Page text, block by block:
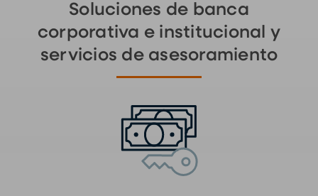
Soluciones de banca
corporativa e institucional y
servicios de asesoramiento